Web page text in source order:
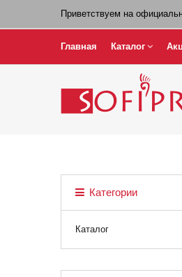
Приветствуем на
Главная Каталог
Категории
Каталог